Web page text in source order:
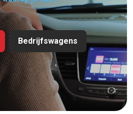
Bedrijfswagens